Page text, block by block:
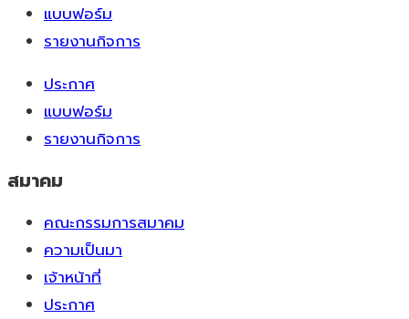
แบบฟอร์ม
รายงานกิจการ
ประกาศ
แบบฟอร์ม
รายงานกิจการ
สมาคม
คณะกรรมการสมาคม
ความเป็นมา
เจ้าหน้าที่
ประกาศ